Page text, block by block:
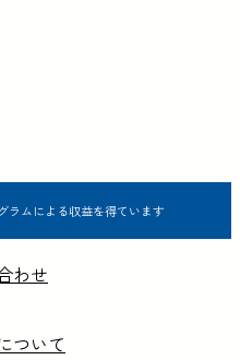
ラムによる収益を得ています
わせ
ついて